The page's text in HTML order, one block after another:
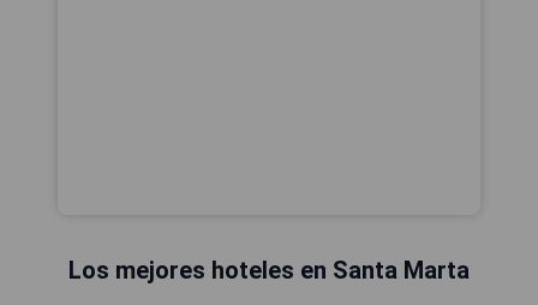
Los mejores hoteles en Santa Marta